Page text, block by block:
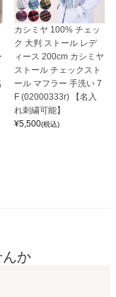
カシミヤ 100% チェッ
ク 大判 ストール レデ
ィース 200cm カシミヤ
ストール チェックスト
ール マフラー 手洗い 7
F (02000333r) 【名入
れ刺繍可能】
¥5,500(税込)
か